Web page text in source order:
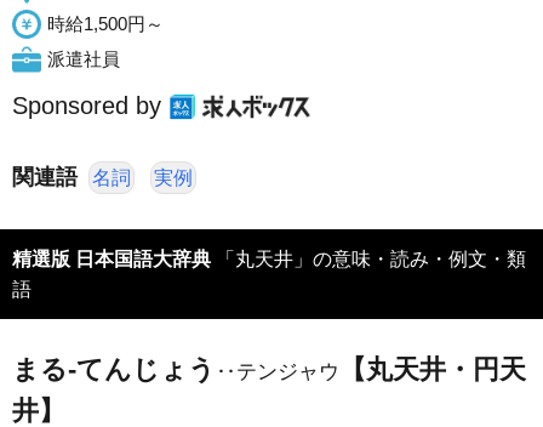
時給1,500円～
派遣社員
Sponsored by
関連語 名詞 実例
精選版 日本国語大辞典
語
まる‐てんじょう ‥テンジャウ
【丸天井・円天
井】